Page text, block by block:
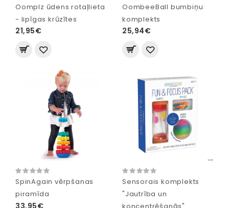
Oomplz ūdens rotaļlieta
- lipīgas krūzītes
21,95€
OombeeBall bumbiņu
komplekts
25,94€
SpinAgain vērpšanas
piramīda
33,95€
Sensorais komplekts
"Jautrība un